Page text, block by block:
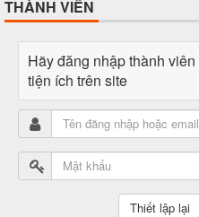
THÀNH VIÊN
Hãy đăng nhập thành
tiện ích trên site